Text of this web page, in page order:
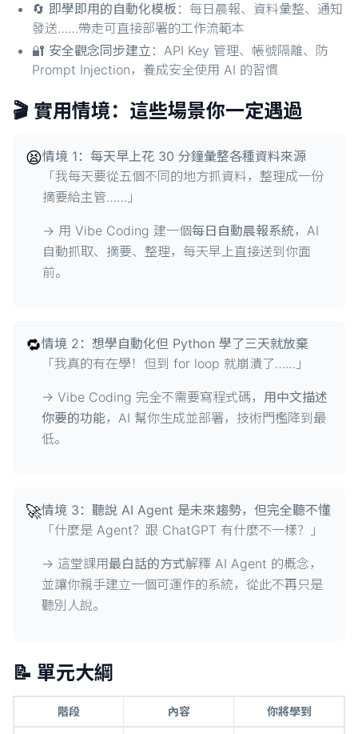
🔄 即學即用的自動化模板 ：每日晨報、資料彙整、通知
發送……帶走可直接部署的工作流範本
🔐 安全觀念同步建立 ：API Key 管理、帳號隔離、防
Prompt Injection，養成安全使用 AI 的習慣
🎬 實用情境：這些場景你一定遇過
😫情境 1：每天早上花 30 分鐘彙整各種資料來源
「我每天要從五個不同的地方抓資料，整理成一份
摘要給主管……」
→ 用 Vibe Coding 建一個每日自動晨報系統，AI
自動抓取、摘要、整理，每天早上直接送到你面
前。
🔁情境 2：想學自動化但 Python 學了三天就放棄
「我真的有在學！但到 for loop 就崩潰了……」
→ Vibe Coding 完全不需要寫程式碼， 用中文描述
你要的功能，AI 幫你生成並部署，技術門檻降到最
低。
🚀情境 3：聽說 AI Agent 是未來趨勢，但完全聽不懂
「什麼是 Agent？跟 ChatGPT 有什麼不一樣？」
→ 這堂課用最白話的方式解釋 AI Agent 的概念，
並讓你親手建立一個可運作的系統，從此不再只是
聽別人說。
📝 單元大綱
階段 內容 你將學到